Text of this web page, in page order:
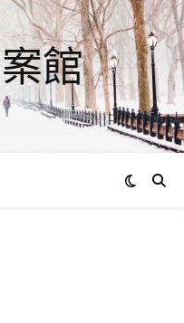
館